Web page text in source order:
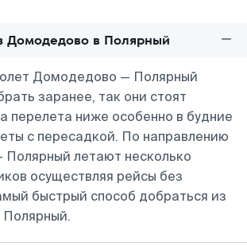
Домодедово в Полярный
Домодедово — Полярный
заранее, так они стоят
перелета ниже особенно в будние
с пересадкой. По направлению
летают несколько
осуществляя рейсы без
быстрый способ добраться из